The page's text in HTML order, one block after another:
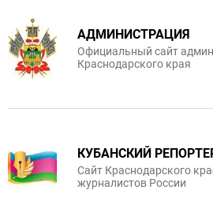
АДМИНИСТРАЦИЯ
Официальный сайт
Краснодарского края
КУБАНСКИЙ
Сайт Краснодарского
журналистов России